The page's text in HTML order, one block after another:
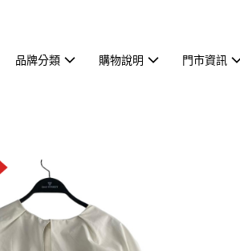
品牌分類 購物說明 門市資訊